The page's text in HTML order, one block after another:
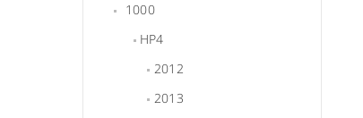
1000
HP4
2012
2013